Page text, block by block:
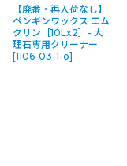
【廃番・再入荷なし】
ペンギンワックス エム
クリン［10Lx2］- 大
理石専用クリーナー
[1106-03-1-o]